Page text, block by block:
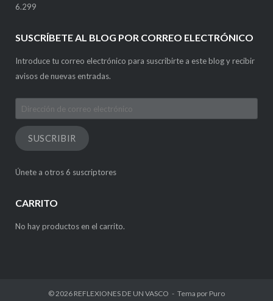
6.299
SUSCRÍBETE AL BLOG POR CORREO ELECTRÓNICO
Introduce tu correo electrónico para suscribirte a este blog y recibir
avisos de nuevas entradas.
Dirección
de
correo
electrónico
SUSCRIBIR
Únete a otros 6 suscriptores
CARRITO
No hay productos en el carrito.
© 2026 REFLEXIONES DE UN VASCO Tema por Puro